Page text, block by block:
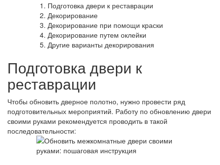
Подготовка двери к реставрации
Декорирование
Декорирование при помощи краски
Декорирование путем оклейки
Другие варианты декорирования
Подготовка двери к
реставрации
Чтобы обновить дверное полотно, нужно провести ряд
подготовительных мероприятий. Работу по обновлению двери
своими руками рекомендуется проводить в такой
последовательности: